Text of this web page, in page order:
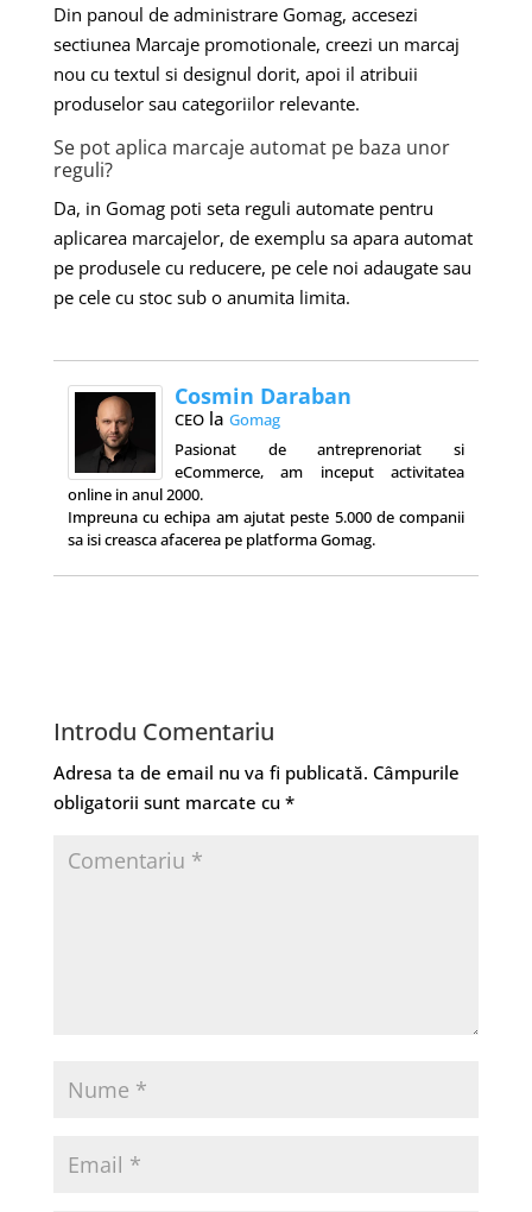
Din panoul de administrare Gomag, accesezi
sectiunea Marcaje promotionale, creezi un marcaj
nou cu textul si designul dorit, apoi il atribuii
produselor sau categoriilor relevante.
Se pot aplica marcaje automat pe baza unor
reguli?
Da, in Gomag poti seta reguli automate pentru
aplicarea marcajelor, de exemplu sa apara automat
pe produsele cu reducere, pe cele noi adaugate sau
pe cele cu stoc sub o anumita limita.
Cosmin Daraban
CEOla Gomag
Pasionat de antreprenoriat si
eCommerce, am inceput activitatea
online in anul 2000.
Impreuna cu echipa am ajutat peste 5.000 de companii
sa isi creasca afacerea pe platforma Gomag.
Introdu Comentariu
Adresa ta de email nu va fi publicată. Câmpurile
obligatorii sunt marcate cu *